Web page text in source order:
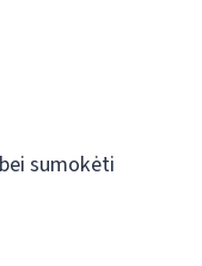
sumokėti